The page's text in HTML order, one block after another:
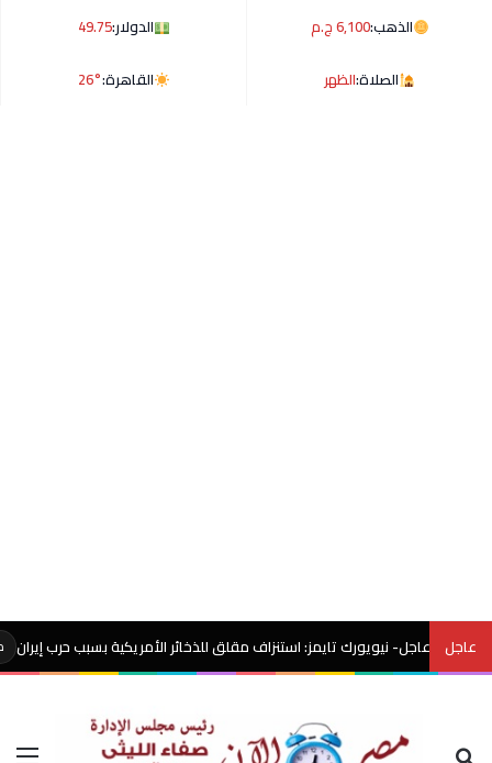
الذهب:6,100 ج.م الدولار:49.75
الصلاة:الظهر القاهرة:26°
عاجل
عاجل- نيويورك تايمز: استنزاف مقلق للذخائر الأمريكية بسبب حرب إيران مصر الآن
بحث عن